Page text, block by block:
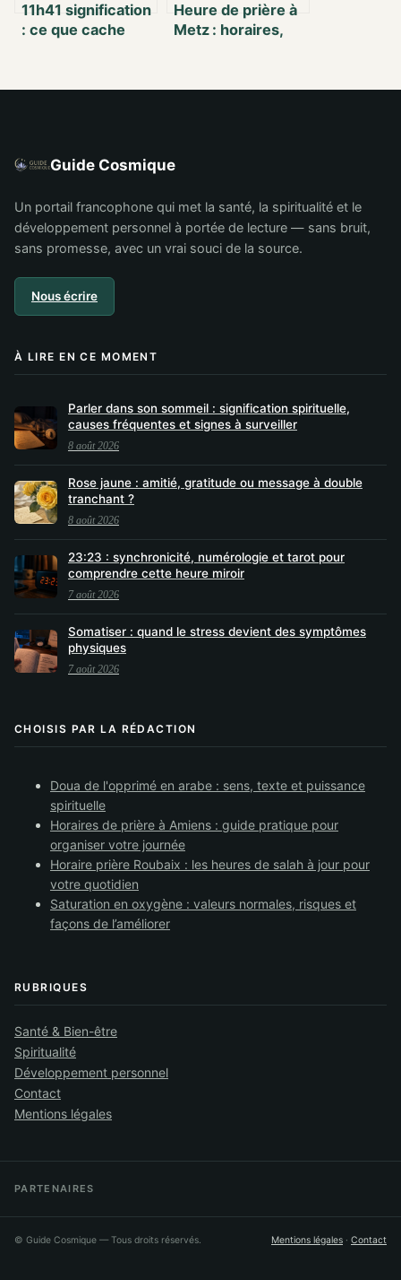
11h41 signification
: ce que cache
inversée
Heure de prière à
Metz : horaires,
Guide Cosmique
Un portail francophone qui met la santé, la spiritualité et le
développement personnel à portée de lecture — sans bruit,
sans promesse, avec un vrai souci de la source.
Nous écrire
À LIRE EN CE MOMENT
Parler dans son sommeil : signification spirituelle,
causes fréquentes et signes à surveiller
8 août 2026
Rose jaune : amitié, gratitude ou message à double
tranchant ?
8 août 2026
23:23 : synchronicité, numérologie et tarot pour
comprendre cette heure miroir
7 août 2026
Somatiser : quand le stress devient des symptômes
physiques
7 août 2026
CHOISIS PAR LA RÉDACTION
Doua de l'opprimé en arabe : sens, texte et puissance
spirituelle
Horaires de prière à Amiens : guide pratique pour
organiser votre journée
Horaire prière Roubaix : les heures de salah à jour pour
votre quotidien
Saturation en oxygène : valeurs normales, risques et
façons de l’améliorer
RUBRIQUES
Santé & Bien-être
Spiritualité
Développement personnel
Contact
Mentions légales
PARTENAIRES
© Guide Cosmique — Tous droits réservés. Mentions légales · Contact